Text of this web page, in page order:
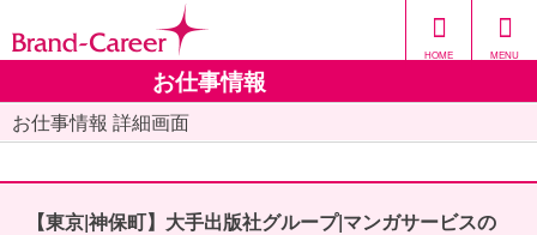
HOME MENU
お仕事情報
お仕事情報 詳細画面
【東京|神保町】大手出版社グループ|マンガサービスの